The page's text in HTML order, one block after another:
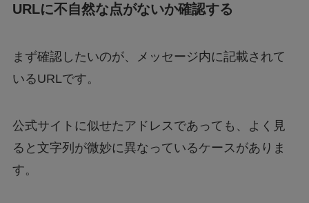
URLに不自然な点がないか確認する
まず確認したいのが、メッセージ内に記載されて
いるURLです。
公式サイトに似せたアドレスであっても、よく見
ると文字列が微妙に異なっているケースがありま
す。